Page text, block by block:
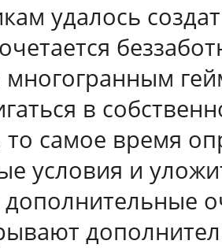
удалось
многогранным
в
самое время
условия и
дополнительные